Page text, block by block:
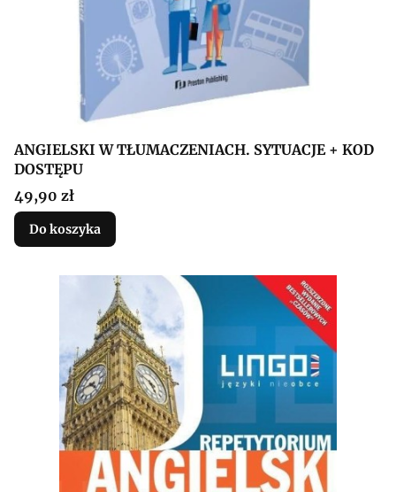
ANGIELSKI W TŁUMACZENIACH. SYTUACJE + KOD
DOSTĘPU
Cena
49,90 zł
Do koszyka